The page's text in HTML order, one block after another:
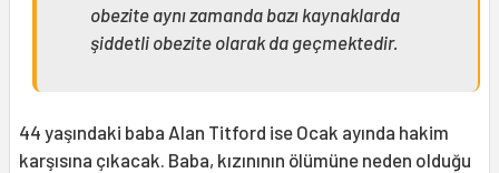
obezite aynı zamanda bazı kaynaklarda
şiddetli obezite olarak da geçmektedir.
44 yaşındaki baba Alan Titford ise Ocak ayında hakim
karşısına çıkacak. Baba, kızınının ölümüne neden olduğu